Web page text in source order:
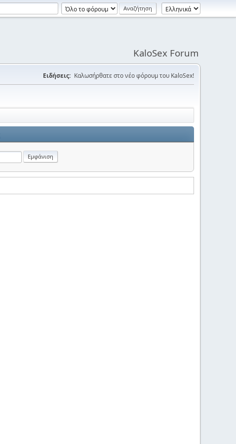
KaloSex Forum
Ειδήσεις: Καλωσήρθατε στο νέο φόρουμ του KaloSex!